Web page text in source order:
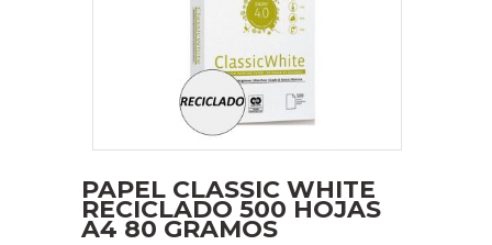
PAPEL CLASSIC WHITE
RECICLADO 500 HOJAS
A4 80 GRAMOS